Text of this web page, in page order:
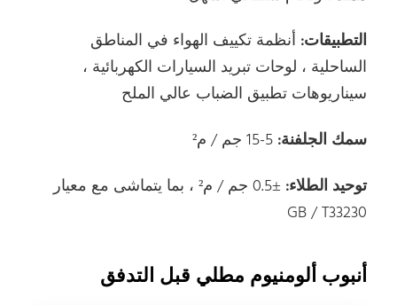
التطبيقات: أنظمة تكييف الهواء في المناطق
الساحلية ، لوحات تبريد السيارات الكهربائية ،
سيناريوهات تطبيق الضباب عالي الملح
سمك الجلفنة: 5-15 جم / م²
توحيد الطلاء:
±0.5 جم / م² ، بما يتماشى مع معيار
GB / T33230
أنبوب ألومنيوم مطلي قبل التدفق